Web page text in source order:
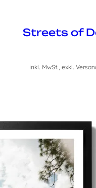
Streets of
inkl. MwSt., exkl.